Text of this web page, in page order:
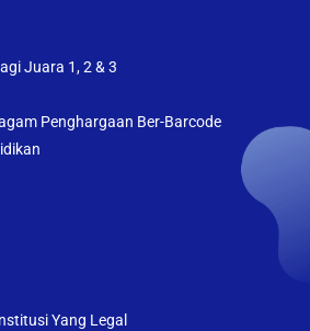
Juara 1, 2 & 3
Penghargaan Ber-Barcode
Yang Legal